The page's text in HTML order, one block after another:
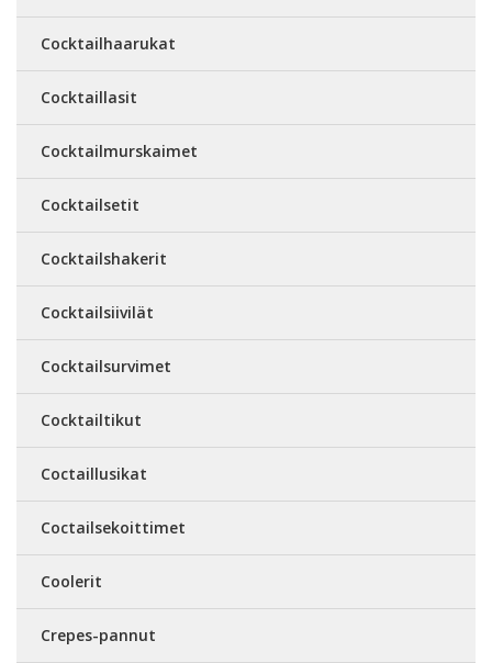
Cocktailhaarukat
Cocktaillasit
Cocktailmurskaimet
Cocktailsetit
Cocktailshakerit
Cocktailsiivilät
Cocktailsurvimet
Cocktailtikut
Coctaillusikat
Coctailsekoittimet
Coolerit
Crepes-pannut